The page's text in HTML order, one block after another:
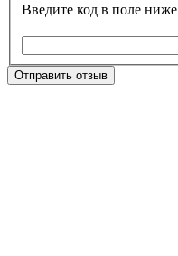
Введите код в поле ниже
Отправить отзыв